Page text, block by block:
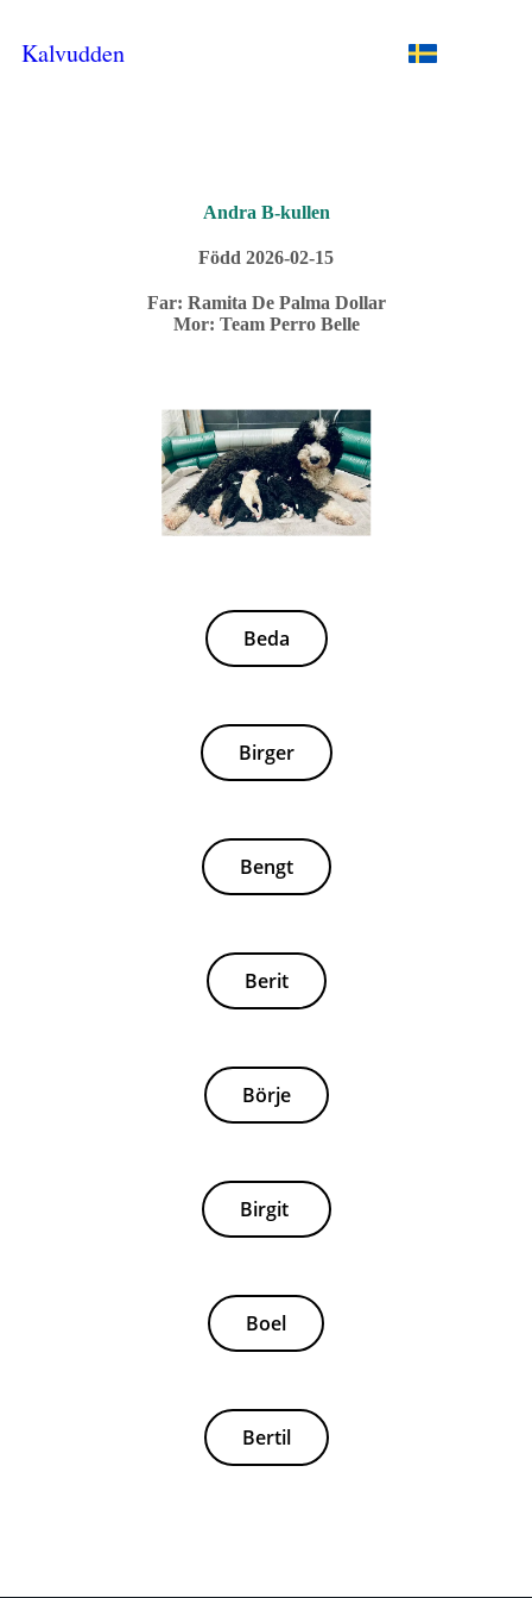
Kalvudden
Andra B-kullen
Född 2026-02-15
Far: Ramita De Palma Dollar
Mor: Team Perro Belle
Beda
Birger
Bengt
Berit
Börje
Birgit
Boel
Bertil